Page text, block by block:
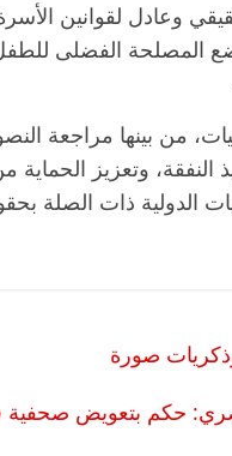
وعادل لقوانين
المصلحة الفضلى
من بينها مراجعة
النفقة، وتعزيز
الدولية ذات الصلة
صورة
حكم بتعويض صحفية في
الرئيسية